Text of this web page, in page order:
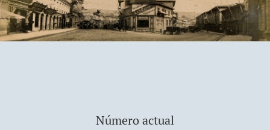
Número actual